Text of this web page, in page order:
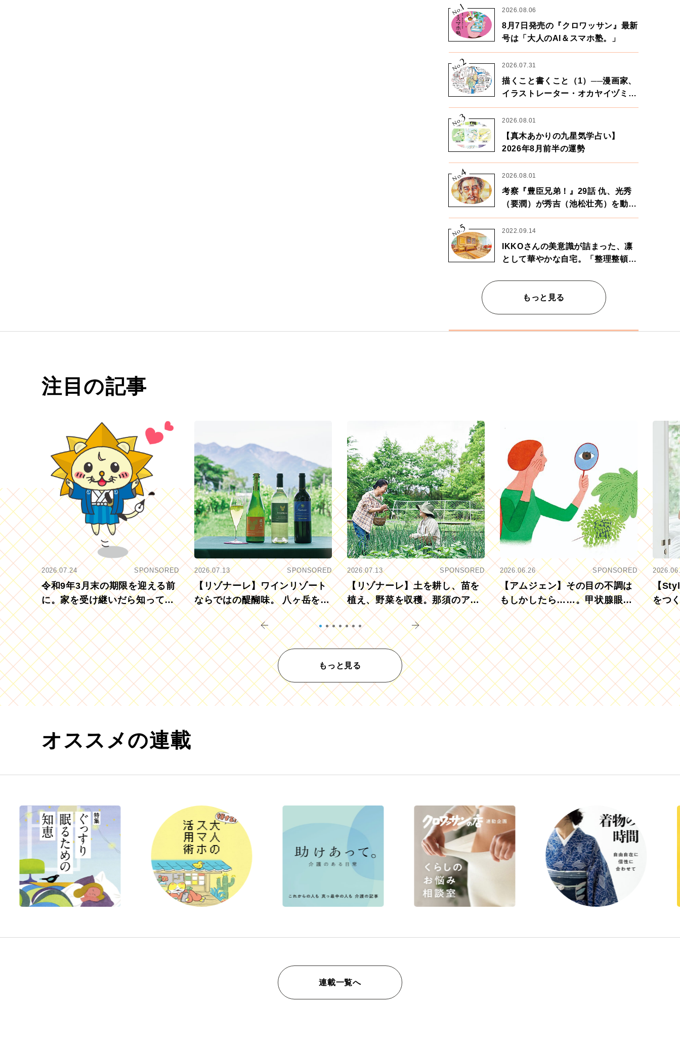
No.
1 2026.08.06
8月7日発売の『クロワッサン』最新
号は「大人のAI＆スマホ塾。」
No.2 2026.07.31
描くこと書くこと（1）──漫画家、
イラストレーター・オカヤイヅミさ
ん×漫画家・鶴谷香央理さん
No.
3 2026.08.01
【真木あかりの九星気学占い】
2026年8月前半の運勢
No.
4 2026.08.01
考察『豊臣兄弟！』29話 仇、光秀
（要潤）が秀吉（池松壮亮）を動か
す。天下に向けた兄弟の分岐点。
No.
5 2022.09.14
IKKOさんの美意識が詰まった、凛
として華やかな自宅。「整理整頓は
もっと見る
注目の記事
2026.07.24 SPONSORED
令和9年3月末の期限を迎える前
に。家を受け継いだら知ってお
きたい「相続登記の義務化」
2026.07.13 SPONSORED
【リゾナーレ】ワインリゾート
ならではの醍醐味。 八ヶ岳を望
むブドウ畑でアペロ
2026.07.13 SPONSORED
【リゾナーレ】土を耕し、苗を
植え、野菜を収穫。那須のアグ
リツーリズモを体験
2026.06.26 SPONSORED
【アムジェン】その目の不調は
もしかしたら……。甲状腺眼症
を知っていますか？
【
をつ
もっと見る
オススメの連載
連載一覧へ